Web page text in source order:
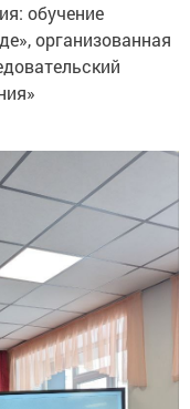
обучение
организованная